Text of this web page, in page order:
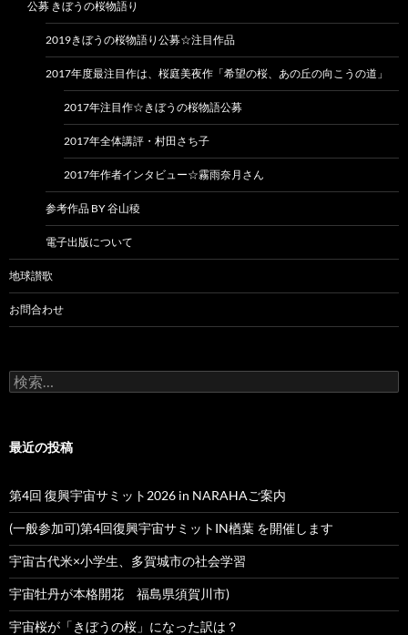
公募 きぼうの桜物語り
2019きぼうの桜物語り公募☆注目作品
2017年度最注目作は、桜庭美夜作「希望の桜、あの丘の向こうの道」
2017年注目作☆きぼうの桜物語公募
2017年全体講評・村田さち子
2017年作者インタビュー☆霧雨奈月さん
参考作品 BY 谷山稜
電子出版について
地球讃歌
お問合わせ
検
索:
最近の投稿
第4回 復興宇宙サミット2026 in NARAHAご案内
(一般参加可)第4回復興宇宙サミットIN楢葉 を開催します
宇宙古代米×小学生、多賀城市の社会学習
宇宙牡丹が本格開花 福島県須賀川市)
宇宙桜が「きぼうの桜」になった訳は？